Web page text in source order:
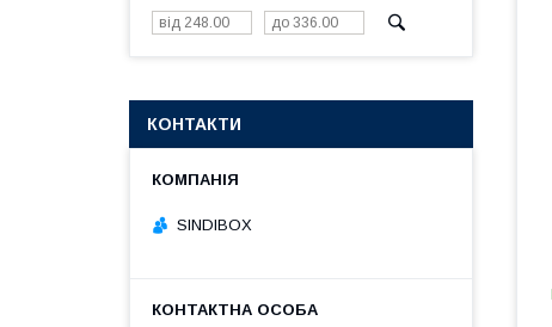
КОНТАКТИ
SINDIBOX